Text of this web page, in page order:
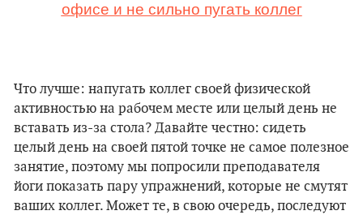
офисе и не сильно пугать коллег
Что лучше: напугать коллег своей физической
активностью на рабочем месте или целый день не
вставать из-за стола? Давайте честно: сидеть
целый день на своей пятой точке не самое полезное
занятие, поэтому мы попросили преподавателя
йоги показать пару упражнений, которые не смутят
ваших коллег. Может те, в свою очередь, последуют